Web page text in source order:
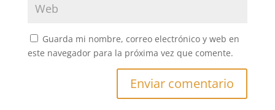
Guarda mi nombre, correo electrónico y web en
este navegador para la próxima vez que comente.